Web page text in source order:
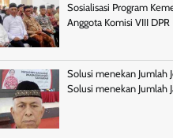
Sosialisasi Program
Anggota Komisi VIII
Solusi menekan Jumlah
Solusi menekan Jumlah